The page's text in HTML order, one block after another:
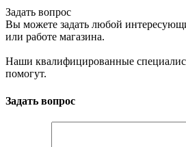
Задать вопрос
Вы можете задать любой
или работе магазина.
Наши квалифицированные
помогут.
Задать вопрос